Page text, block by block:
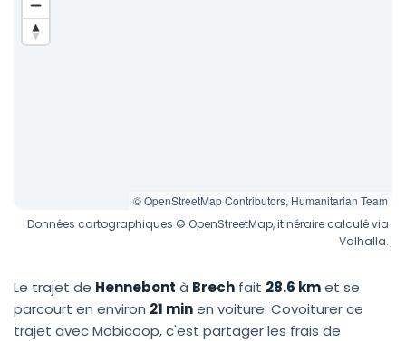
© OpenStreetMap Contributors, Humanitarian Team
Données cartographiques © OpenStreetMap, itinéraire calculé via
Valhalla.
Le trajet de Hennebont à Brech fait 28.6 kmet se
parcourt en environ 21 minen voiture. Covoiturer ce
trajet avec Mobicoop, c'est partager les frais de